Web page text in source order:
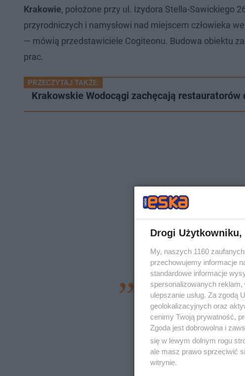
Krakowie, położone przy ul. Izydora Stella-Sawickiego
przyrodniczych i namysłowi nad miejscem człowieka
— mówią przedstawiciele Cogiteonu. Budowa obiektu
prac.
PRZECZYTAJ TAKŻE:
Krakowskie Wodocągi zachęcają
— Cieszę się, że mimo
drodze:najpierw
wschodnią granicą, co
inwestycyjny — możemy
punkt na kulturalnej i
zaznaczył podczas gali
Drogi Użytkowniku,
My, naszych 1160
przechowujemy informacje
standardowe informacje
spersonalizowanych
ulepszanie usług. Za zgodą
geolokalizacyjnych oraz
cenimy Twoją prywatność,
Zgoda jest dobrowolna i
się w lewym dolnym rogu
ale masz prawo sprzeciwić
witrynie.